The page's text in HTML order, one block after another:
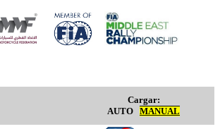
Cargar:
AUTO MANUAL